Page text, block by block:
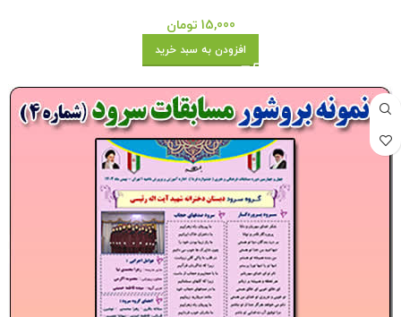
15,000 تومان
افزودن به سبد خرید